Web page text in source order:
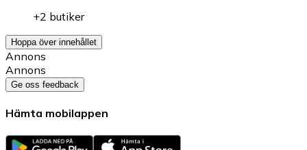
+2 butiker
Hoppa över innehållet
Annons
Annons
Ge oss feedback
Hämta mobilappen